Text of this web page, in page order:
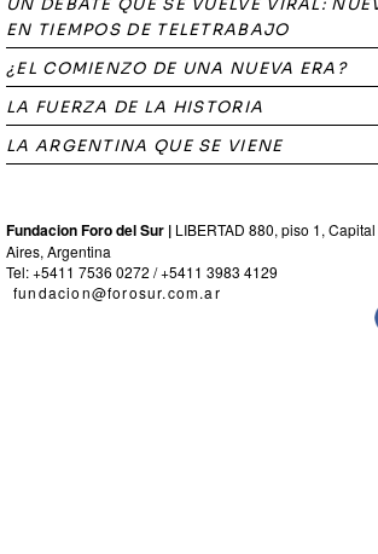
UN DEBATE QUE SE VUELVE VIRAL:
EN TIEMPOS DE TELETRABAJO
¿EL COMIENZO DE UNA NUEVA ERA?
LA FUERZA DE LA HISTORIA
LA ARGENTINA QUE SE VIENE
Fundacion Foro del Sur | LIBERTAD 880, piso 1,
Aires, Argentina
Tel: +5411 7536 0272 / +5411 3983 4129
fundacion@forosur.com.ar